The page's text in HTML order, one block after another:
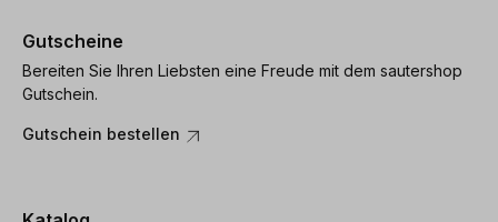
Gutscheine
Bereiten Sie Ihren Liebsten eine Freude mit dem sautershop
Gutschein.
Gutschein bestellen